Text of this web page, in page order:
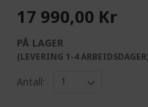
17 990,00 Kr
PÅ LAGER
(LEVERING 1-4
Antall: